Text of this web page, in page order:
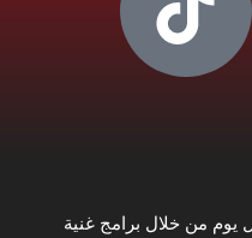
يوم من خلال برامج غنية